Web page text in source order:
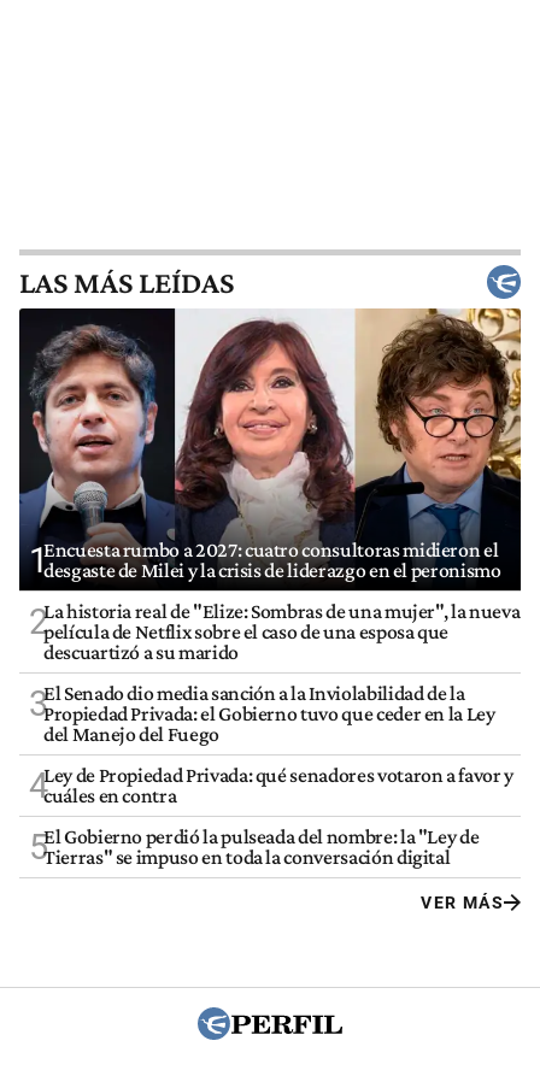
LAS MÁS LEÍDAS
1Encuesta rumbo a 2027: cuatro consultoras midieron el
desgaste de Milei y la crisis de liderazgo en el peronismo
2La historia real de "Elize: Sombras de una mujer", la nueva
película de Netflix sobre el caso de una esposa que
descuartizó a su marido
3El Senado dio media sanción a la Inviolabilidad de la
Propiedad Privada: el Gobierno tuvo que ceder en la Ley
del Manejo del Fuego
4Ley de Propiedad Privada: qué senadores votaron a favor y
cuáles en contra
5El Gobierno perdió la pulseada del nombre: la "Ley de
Tierras" se impuso en toda la conversación digital
VER MÁS